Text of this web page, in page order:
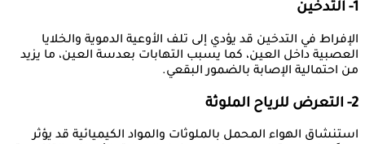
1- التدخين
الإفراط في التدخين قد يؤدي إلى تلف الأوعية الدموية والخلايا
العصبية داخل العين، كما يسبب التهابات بعدسة العين، ما يزيد
من احتمالية الإصابة بالضمور البقعي.
2- التعرض للرياح الملوثة
استنشاق الهواء المحمل بالملوثات والمواد الكيميائية قد يؤثر